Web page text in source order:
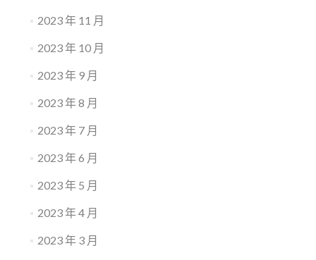
2023 年 11 月
2023 年 10 月
2023 年 9 月
2023 年 8 月
2023 年 7 月
2023 年 6 月
2023 年 5 月
2023 年 4 月
2023 年 3 月